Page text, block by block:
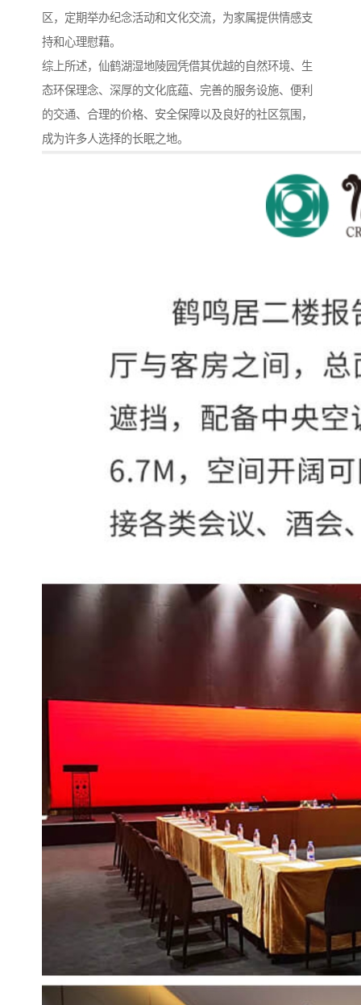
区，定期举办纪念活动和文化交流，为家属提供情感支
持和心理慰藉。
综上所述，仙鹤湖湿地陵园凭借其优越的自然环境、生
态环保理念、深厚的文化底蕴、完善的服务设施、便利
的交通、合理的价格、安全保障以及良好的社区氛围，
成为许多人选择的长眠之地。